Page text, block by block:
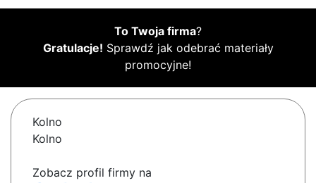
To Twoja firma?
Gratulacje! Sprawdź jak odebrać materiały
promocyjne!
Kolno
Kolno
Zobacz profil firmy na